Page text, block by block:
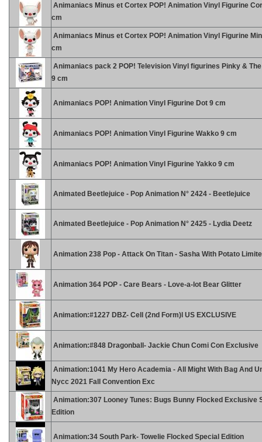
Animaniacs Minus et Cortex POP! Animation Vinyl Figurine
cm
Animaniacs Minus et Cortex POP! Animation Vinyl Figurine
cm
Animaniacs pack 2 POP! Television Vinyl figurines Pinky &
9 cm
Animaniacs POP! Animation Vinyl Figurine Dot 9 cm
Animaniacs POP! Animation Vinyl Figurine Wakko 9 cm
Animaniacs POP! Animation Vinyl Figurine Yakko 9 cm
Animated Beetlejuice - Pop Animation N° 2424 - Beetlejuice
Animated Beetlejuice - Pop Animation N° 2425 - Lydia Deetz
Animation 238 Pop - Attack On Titan - Sasha With Potato
Animation 364 POP - Care Bears - Love-a-lot Bear Glitter
Animation:#1227 DBZ- Cell (2nd Form)l US EXCLUSIVE
Animation:#848 Dragonball- Jackie Chun Comi Con Exclusive
Animation:1041 My Hero Academia - All Might With Bag And
Nycc 2021 Fall Convention Exc
Animation:307 Looney Tunes: Bugs Bunny Flocked Exclusive
Edition
Animation:34 South Park- Towelie Flocked Special Edition